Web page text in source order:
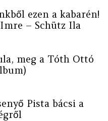
ezen a kabarén!
– Schütz Ila
meg a Tóth Ottó
Pista bácsi a